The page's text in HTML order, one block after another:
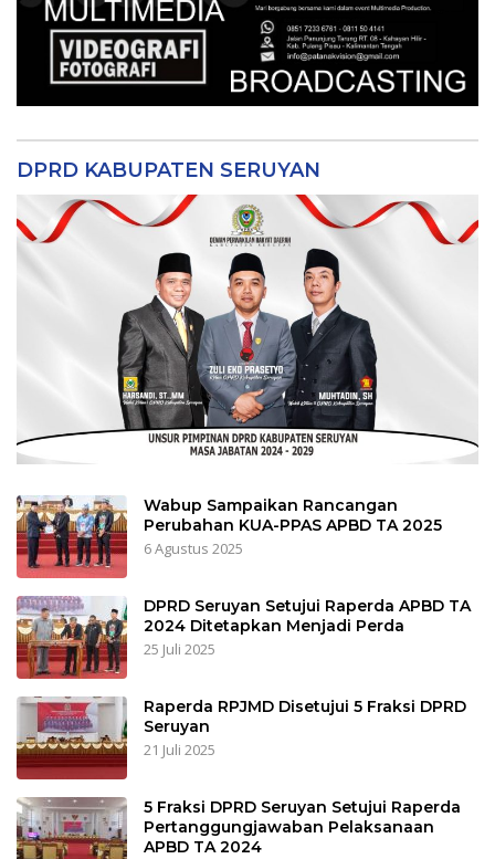
DPRD KABUPATEN SERUYAN
Wabup Sampaikan Rancangan
Perubahan KUA-PPAS APBD TA 2025
6 Agustus 2025
DPRD Seruyan Setujui Raperda APBD TA
2024 Ditetapkan Menjadi Perda
25 Juli 2025
Raperda RPJMD Disetujui 5 Fraksi DPRD
Seruyan
21 Juli 2025
5 Fraksi DPRD Seruyan Setujui Raperda
Pertanggungjawaban Pelaksanaan
APBD TA 2024